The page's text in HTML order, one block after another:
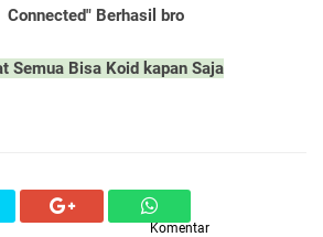
Berhasil bro
Semua Bisa Koid kapan Saja
Komentar